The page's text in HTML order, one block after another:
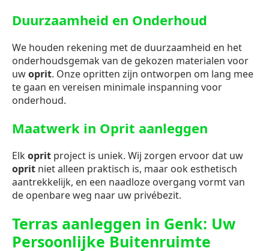
Duurzaamheid en Onderhoud
We houden rekening met de duurzaamheid en het
onderhoudsgemak van de gekozen materialen voor
uwoprit. Onze opritten zijn ontworpen om lang mee
te gaan en vereisen minimale inspanning voor
onderhoud.
Maatwerk in Oprit aanleggen
Elkoprit project is uniek. Wij zorgen ervoor dat uw
oprit niet alleen praktisch is, maar ook esthetisch
aantrekkelijk, en een naadloze overgang vormt van
de openbare weg naar uw privébezit.
Terras aanleggen in Genk: Uw
Persoonlijke Buitenruimte